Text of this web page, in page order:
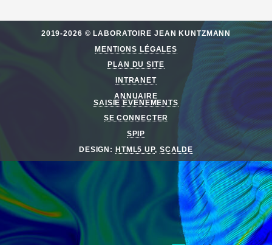
2019-2026 © LABORATOIRE JEAN KUNTZMANN
MENTIONS LÉGALES
PLAN DU SITE
INTRANET
ANNUAIRE
SAISIE ÉVÈNEMENTS
SE CONNECTER
SPIP
DESIGN: HTML5 UP, SCALDE